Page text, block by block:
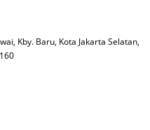
Kby. Baru, Kota Jakarta Selatan,